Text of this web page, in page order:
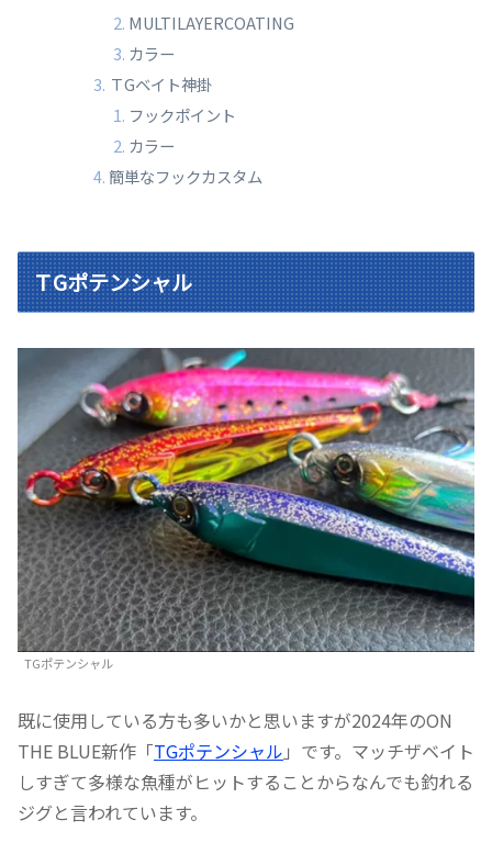
MULTILAYERCOATING
カラー
ＴGベイト神掛
フックポイント
カラー
簡単なフックカスタム
ＴGポテンシャル
TGポテンシャル
既に使用している方も多いかと思いますが2024年のON
THE BLUE新作「TGポテンシャル 」です。マッチザベイト
しすぎて多様な魚種がヒットすることからなんでも釣れる
ジグと言われています。